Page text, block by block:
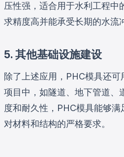
压性强，适合用于水利工程中
求精度高并能承受长期的水流
5. 其他基础设施建设
除了上述应用，PHC模具还
项目中，如隧道、地下管道、
度和耐久性，PHC模具能够满
对材料和结构的严格要求。